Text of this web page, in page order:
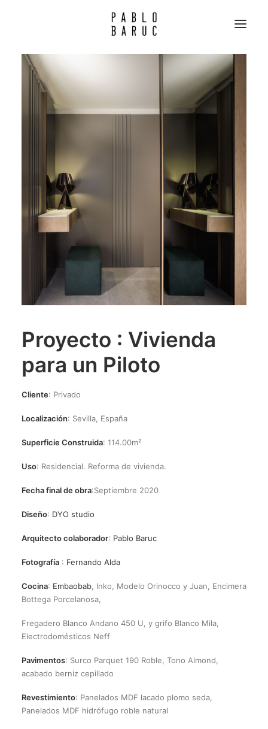
PROYECTOS
Proyecto : Vivienda
para un Piloto
Cliente: Privado
Localización: Sevilla, España
Superficie Construida: 114.00m²
Uso: Residencial. Reforma de vivienda.
Fecha final de obra:Septiembre 2020
Diseño: DYO studio
Arquitecto colaborador: Pablo Baruc
Fotografía : Fernando Alda
Cocina: Embaobab , Inko, Modelo Orinocco y Juan, Encimera
Bottega Porcelanosa,
Fregadero Blanco Andano 450 U, y grifo Blanco Mila,
Electrodomésticos Neff
Pavimentos: Surco Parquet 190 Roble, Tono Almond,
acabado berniz cepillado
Revestimiento: Panelados MDF lacado plomo seda,
Panelados MDF hidrófugo roble natural